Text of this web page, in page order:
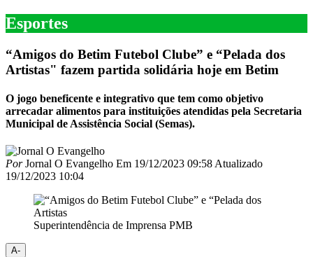
Esportes
“Amigos do Betim Futebol Clube” e “Pelada dos
Artistas" fazem partida solidária hoje em Betim
O jogo beneficente e integrativo que tem como objetivo
arrecadar alimentos para instituições atendidas pela Secretaria
Municipal de Assistência Social (Semas).
PorJornal O Evangelho Em 19/12/2023 09:58 Atualizado
19/12/2023 10:04
Superintendência de Imprensa PMB
A-